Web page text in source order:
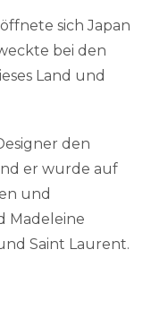
sich Japan
bei den
Land und
den
er wurde auf
und
Madeleine
Saint Laurent.